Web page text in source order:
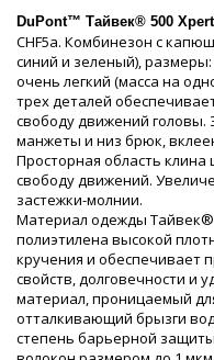
DuPont™ Тайвек® 500
CHF5a. Комбинезон с
синий и зеленый),
очень легкий (масса на
трех деталей
свободу движений
манжеты и низ брюк,
Просторная область
свободу движений.
застежки-молнии.
Материал одежды Тайвек®
полиэтилена высокой
кручения и обеспечивает
свойств, долговечности
материал, проницаемый
отталкивающий брызги
степень барьерной